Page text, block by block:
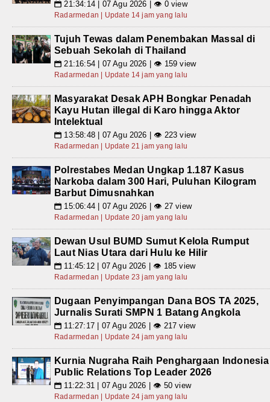
📅 21:34:14 | 07 Agu 2026 | 👁 0 view
Radarmedan | Update 14 jam yang lalu
Tujuh Tewas dalam Penembakan Massal di
Sebuah Sekolah di Thailand
📅 21:16:54 | 07 Agu 2026 | 👁 159 view
Radarmedan | Update 14 jam yang lalu
Masyarakat Desak APH Bongkar Penadah
Kayu Hutan illegal di Karo hingga Aktor
Intelektual
📅 13:58:48 | 07 Agu 2026 | 👁 223 view
Radarmedan | Update 21 jam yang lalu
Polrestabes Medan Ungkap 1.187 Kasus
Narkoba dalam 300 Hari, Puluhan Kilogram
Barbut Dimusnahkan
📅 15:06:44 | 07 Agu 2026 | 👁 27 view
Radarmedan | Update 20 jam yang lalu
Dewan Usul BUMD Sumut Kelola Rumput
Laut Nias Utara dari Hulu ke Hilir
📅 11:45:12 | 07 Agu 2026 | 👁 185 view
Radarmedan | Update 23 jam yang lalu
Dugaan Penyimpangan Dana BOS TA 2025,
Jurnalis Surati SMPN 1 Batang Angkola
📅 11:27:17 | 07 Agu 2026 | 👁 217 view
Radarmedan | Update 24 jam yang lalu
Kurnia Nugraha Raih Penghargaan Indonesia
Public Relations Top Leader 2026
📅 11:22:31 | 07 Agu 2026 | 👁 50 view
Radarmedan | Update 24 jam yang lalu